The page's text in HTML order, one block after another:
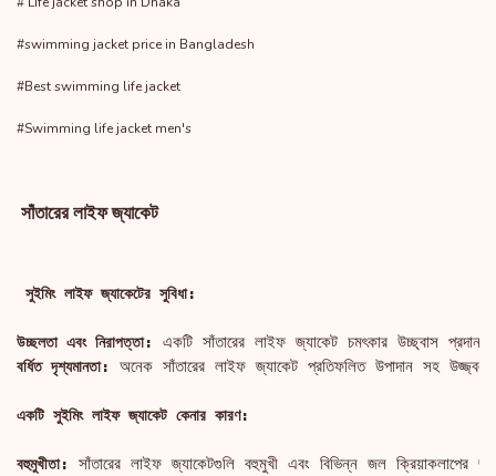
#swimming jacket price in Bangladesh
#Best swimming life jacket
#Swimming life jacket men's
সাঁতারের লাইফ জ্যাকেট
সুইমিং লাইফ জ্যাকেটের সুবিধা:
উচ্ছলতা এবং নিরাপত্তা:
বর্ধিত দৃশ্যমানতা:
অনেক সাঁতারের লাইফ জ্যাকেট প্রতিফলিত উপাদান সহ
একটি সুইমিং লাইফ জ্যাকেট কেনার কারণ:
বহুমুখীতা: